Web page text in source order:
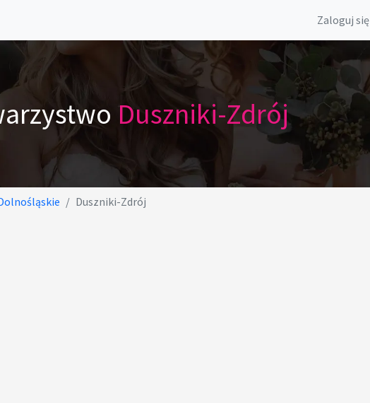
Zaloguj się
Duszniki-Zdrój
Duszniki-Zdrój